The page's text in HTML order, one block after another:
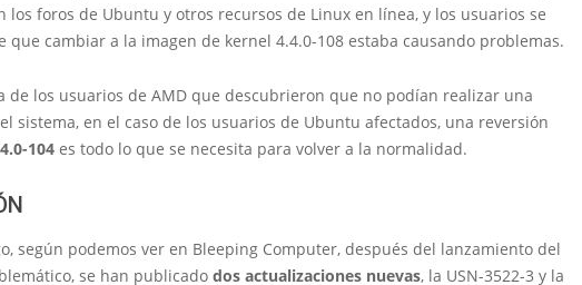
los foros de Ubuntu y otros recursos de Linux en línea, y los usuarios se
que cambiar a la imagen de kernel 4.4.0-108 estaba causando problemas.
de los usuarios de AMD que descubrieron que no podían realizar una
sistema, en el caso de los usuarios de Ubuntu afectados, una reversión
104 es todo lo que se necesita para volver a la normalidad.
según podemos ver en Bleeping Computer, después del lanzamiento del
se han publicado dos actualizaciones nuevas, la USN-3522-3 y la